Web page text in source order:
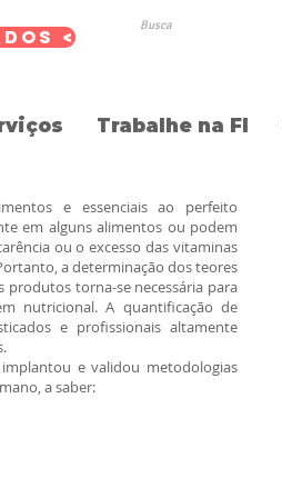
<
Busca
Trabalhe na FI
e essenciais ao perfeito
em alguns alimentos ou podem
ou o excesso das vitaminas
a determinação dos teores
torna-se necessária para
nutricional. A quantificação de
e profissionais altamente
e validou metodologias
a saber: